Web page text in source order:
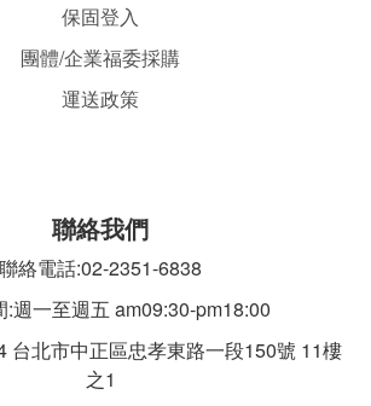
保固登入
團體/企業福委採購
運送政策
聯絡我們
聯絡電話:02-2351-6838
:週一至週五 am09:30-pm18:00
台北市中正區忠孝東路一段150號 11樓
之1